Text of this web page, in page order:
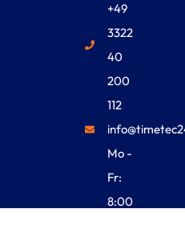
+49
3322
40
200
112
Mo -
Fr:
8:00